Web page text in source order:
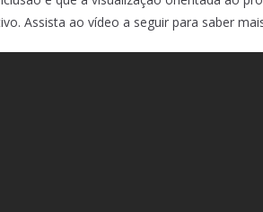
Assista ao vídeo a seguir para saber